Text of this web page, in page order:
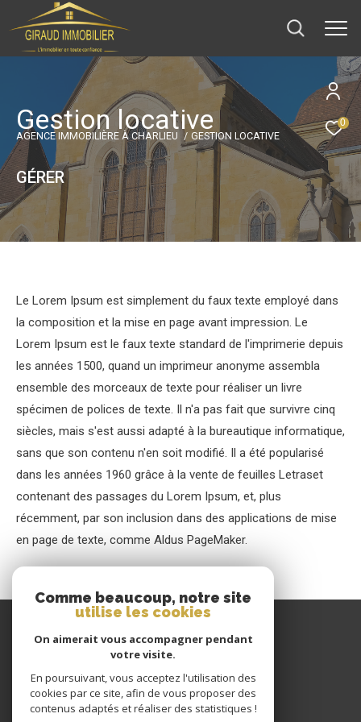
0
Gestion locative
AGENCE IMMOBILIÈRE À CHARLIEU GESTION LOCATIVE
GÉRER
Le Lorem Ipsum est simplement du faux texte employé dans
la composition et la mise en page avant impression. Le
Lorem Ipsum est le faux texte standard de l'imprimerie depuis
les années 1500, quand un imprimeur anonyme assembla
ensemble des morceaux de texte pour réaliser un livre
spécimen de polices de texte. Il n'a pas fait que survivre cinq
siècles, mais s'est aussi adapté à la bureautique informatique,
sans que son contenu n'en soit modifié. Il a été popularisé
dans les années 1960 grâce à la vente de feuilles Letraset
contenant des passages du Lorem Ipsum, et, plus
récemment, par son inclusion dans des applications de mise
en page de texte, comme Aldus PageMaker.
GIRAUD IMMOBILIER
CONTACT@GIRAUDIMMO.COM
9 RUE CHANTELOUP
Comme beaucoup, notre site
utilise les cookies
On aimerait vous accompagner pendant
votre visite.
En poursuivant, vous acceptez l'utilisation des
cookies par ce site, afin de vous proposer des
contenus adaptés et réaliser des statistiques !